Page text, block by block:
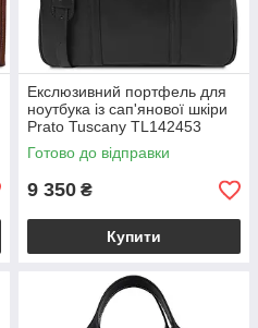
Екслюзивний портфель для
ноутбука із сап'янової шкіри
Prato Tuscany TL142453
(Чорний)
Готово до відправки
9 350 ₴
Купити